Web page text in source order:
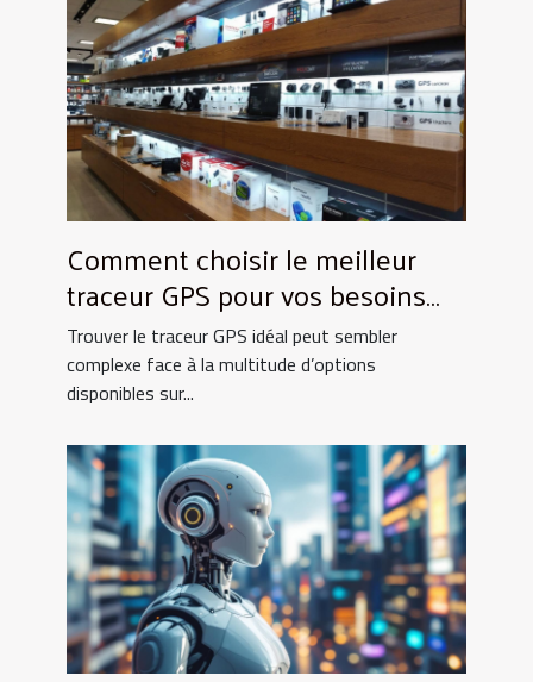
Comment choisir le meilleur
traceur GPS pour vos besoins
spécifiques ?
Trouver le traceur GPS idéal peut sembler
complexe face à la multitude d’options
disponibles sur...